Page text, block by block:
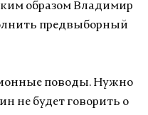
образом Владимир
предвыборный
поводы. Нужно
не будет говорить о